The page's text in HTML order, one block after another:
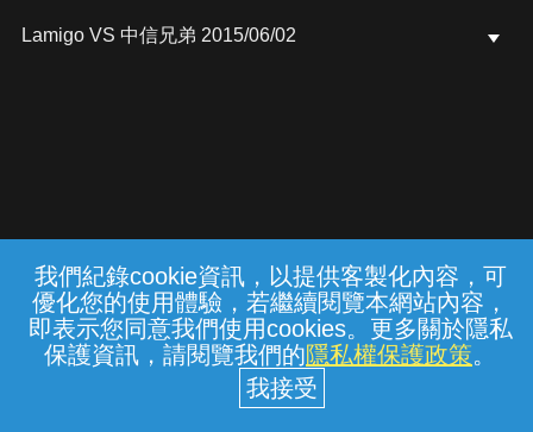
我們紀錄cookie資訊，以提供客製化內容，可
優化您的使用體驗，若繼續閱覽本網站內容，
即表示您同意我們使用cookies。更多關於隱私
保護資訊，請閱覽我們的隱私權保護政策。
Lamigo VS 中信兄弟 2015/06/02
常見問題 線上客服 服務條款 隱私權保護
中華電信股份有限公司個人家庭分公司
(統一編號：96979949) © 2026
{{notifyMsg}}